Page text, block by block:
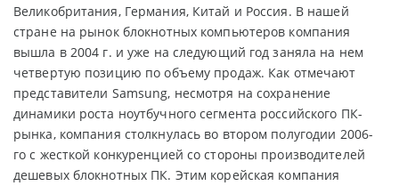
Великобритания, Германия, Китай и Россия. В нашей
стране на рынок блокнотных компьютеров компания
вышла в 2004 г. и уже на следующий год заняла на нем
четвертую позицию по объему продаж. Как отмечают
представители Samsung, несмотря на сохранение
динамики роста ноутбучного сегмента российского ПК-
рынка, компания столкнулась во втором полугодии 2006-
го с жесткой конкуренцией со стороны производителей
дешевых блокнотных ПК. Этим корейская компания